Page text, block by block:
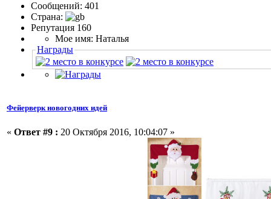
Сообщений: 401
Страна:
Репутация 160
Мое имя: Наталья
Награды
Фейерверк новогодних идей
« Ответ #9 : 20 Октября 2016, 10:04:07 »